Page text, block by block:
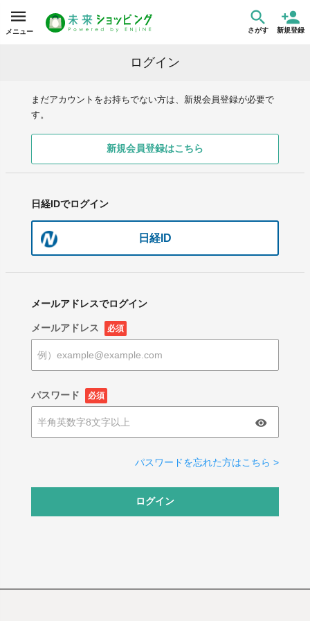
メニュー さがす 新規登録
ログイン
まだアカウントをお持ちでない方は、新規会員登録が必要で
す。
新規会員登録はこちら
日経IDでログイン
日経ID
メールアドレスでログイン
メールアドレス 必須
パスワード 必須
パスワードを忘れた方はこちら >
ログイン